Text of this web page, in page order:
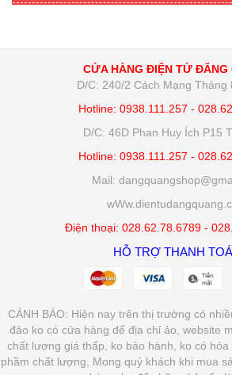
CỬA HÀNG ĐIỆN TỬ ĐĂNG
D/C: 240/2 Cách Mạng Tháng
Hotline: 0938.111.257 -
D/C: 46D Phan Huy Ích P15
Hotline: 0938.111.257 -
Mail:
Điện thoại: 028.62.78.6789 -
HỖ TRỢ THANH
CẢNH BÁO: Hiện nay trên thị trường có
đảo ko có cửa hàng để địa chỉ ảo, website
chất lượng giá thấp, ko bảo hành, ko có
phầm chất lượng, Mong quý khách khi mua